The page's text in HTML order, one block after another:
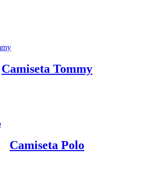
Camiseta Tommy
Camiseta Polo